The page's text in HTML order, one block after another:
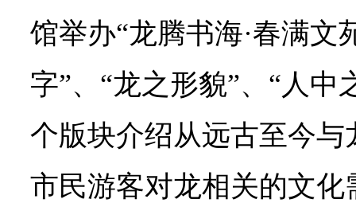
馆举办“龙腾书海·春满文
字”、“龙之形貌”、“人中
个版块介绍从远古至今
市民游客对龙相关的文化